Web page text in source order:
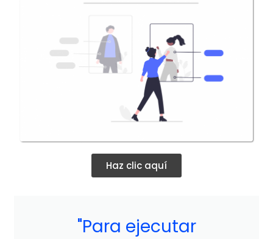
Haz clic aquí
"Para ejecutar